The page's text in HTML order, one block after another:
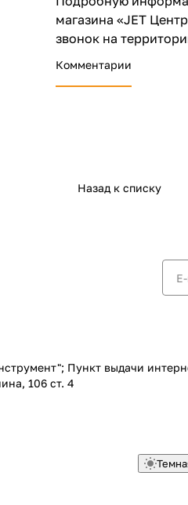
магазина «JET
звонок на
Комментарии
Назад к списку
Пункт выдачи
106 ст. 4